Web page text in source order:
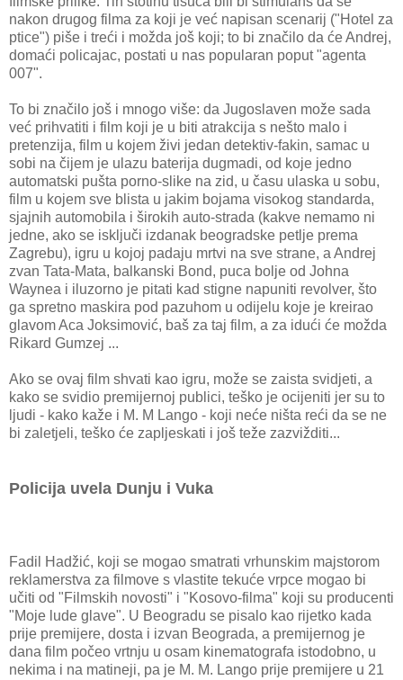
nakon drugog filma za koji je već napisan scenarij ("Hotel za
ptice") piše i treći i možda još koji; to bi značilo da će Andrej,
domaći policajac, postati u nas popularan poput "agenta
007".
To bi značilo još i mnogo više: da Jugoslaven može sada
već prihvatiti i film koji je u biti atrakcija s nešto malo i
pretenzija, film u kojem živi jedan detektiv-fakin, samac u
sobi na čijem je ulazu baterija dugmadi, od koje jedno
automatski pušta porno-slike na zid, u času ulaska u sobu,
film u kojem sve blista u jakim bojama visokog standarda,
sjajnih automobila i širokih auto-strada (kakve nemamo ni
jedne, ako se isključi izdanak beogradske petlje prema
Zagrebu), igru u kojoj padaju mrtvi na sve strane, a Andrej
zvan Tata-Mata, balkanski Bond, puca bolje od Johna
Waynea i iluzorno je pitati kad stigne napuniti revolver, što
ga spretno maskira pod pazuhom u odijelu koje je kreirao
glavom Aca Joksimović, baš za taj film, a za idući će možda
Rikard Gumzej ...
Ako se ovaj film shvati kao igru, može se zaista svidjeti, a
kako se svidio premijernoj publici, teško je ocijeniti jer su to
ljudi - kako kaže i M. M Lango - koji neće ništa reći da se ne
bi zaletjeli, teško će zapljeskati i još teže zazvižditi...
Policija uvela Dunju i Vuka
Fadil Hadžić, koji se mogao smatrati vrhunskim majstorom
reklamerstva za filmove s vlastite tekuće vrpce mogao bi
učiti od "Filmskih novosti" i "Kosovo-filma" koji su producenti
"Moje lude glave". U Beogradu se pisalo kao rijetko kada
prije premijere, dosta i izvan Beograda, a premijernog je
dana film počeo vrtnju u osam kinematografa istodobno, u
nekima i na matineji, pa je M. M. Lango prije premijere u 21